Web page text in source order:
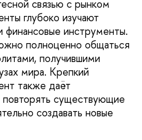
связью с рынком
глубоко изучают
финансовые инструменты.
полноценно общаться
получившими
мира. Крепкий
также даёт
существующие
создавать новые